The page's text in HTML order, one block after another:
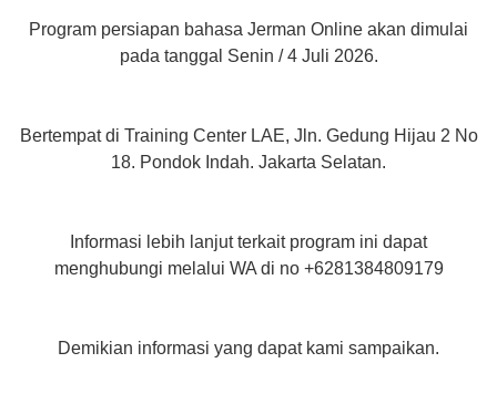
Program persiapan bahasa Jerman Online akan dimulai
pada tanggal Senin / 4 Juli 2026.
Bertempat di Training Center LAE, Jln. Gedung Hijau 2 No
18. Pondok Indah. Jakarta Selatan.
Informasi lebih lanjut terkait program ini dapat
menghubungi melalui WA di no +6281384809179
Demikian informasi yang dapat kami sampaikan.